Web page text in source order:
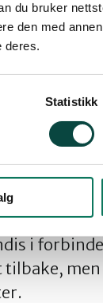
du bruker
den med
deres.
Statistikk
idyller og
turforslag
rett mot
Og
deter
storvokst,
sti. Ved
i
i